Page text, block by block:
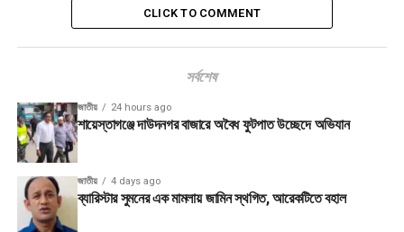
CLICK TO COMMENT
সর্বশেষ
জাতীয় 24 hours ago
শায়েস্তাগঞ্জে দাউদনগর বাজারে অবৈধ ফুটপাত উচ্ছেদে অভিযান
জাতীয় 4 days ago
ব্যারিস্টার সুমনের এক মামলায় জামিন স্থগিত, আরেকটিতে বহাল